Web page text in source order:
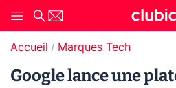
Accueil Marques Tech
Google lance une